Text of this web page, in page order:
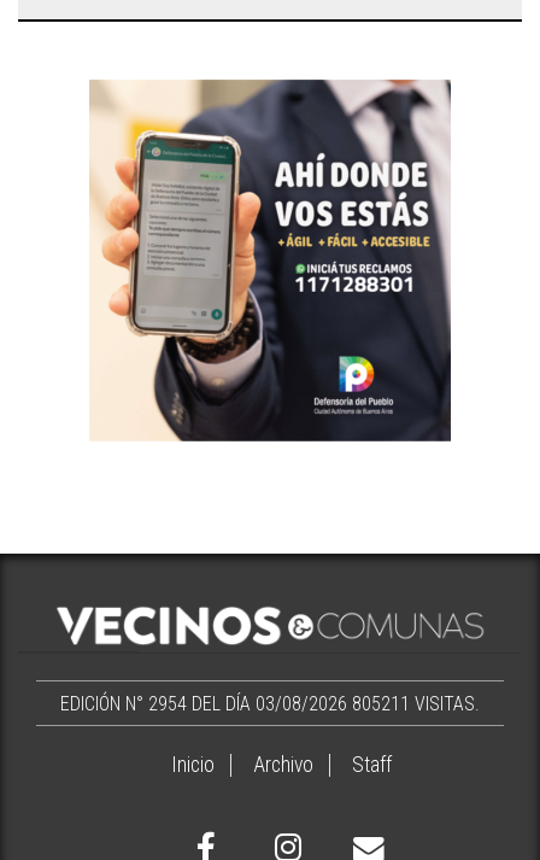
EDICIÓN N° 2954 DEL DÍA 03/08/2026 805211 VISITAS.
Inicio Archivo Staff